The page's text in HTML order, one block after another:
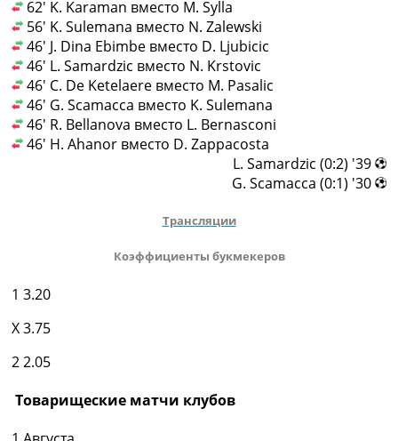
62' K. Karaman вместо M. Sylla
56' K. Sulemana вместо N. Zalewski
46' J. Dina Ebimbe вместо D. Ljubicic
46' L. Samardzic вместо N. Krstovic
46' C. De Ketelaere вместо M. Pasalic
46' G. Scamacca вместо K. Sulemana
46' R. Bellanova вместо L. Bernasconi
46' H. Ahanor вместо D. Zappacosta
Трансляции
Коэффициенты букмекеров
1 3.20
X3.75
22.05
Товарищеские матчи клубов